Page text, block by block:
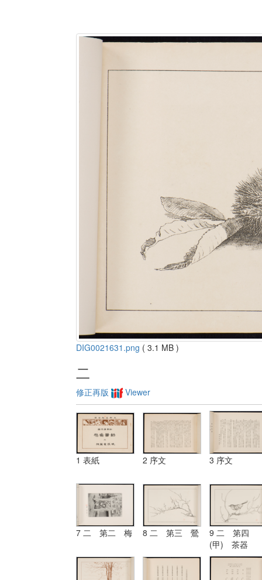
DIG0021631.png ( 3.1 MB )
二
修正再版 Viewer
1 表紙 2 序文 3 序文
7 二 第二 梅 8 二 第三 鶯
9 二 第四
(甲) 茶器